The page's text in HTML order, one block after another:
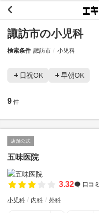
諏訪市の小児科
検索条件 諏訪市 小児科
日祝OK 早朝OK
9 件
店舗公式
五味医院
3.32 口コミ
小児科 内科 外科